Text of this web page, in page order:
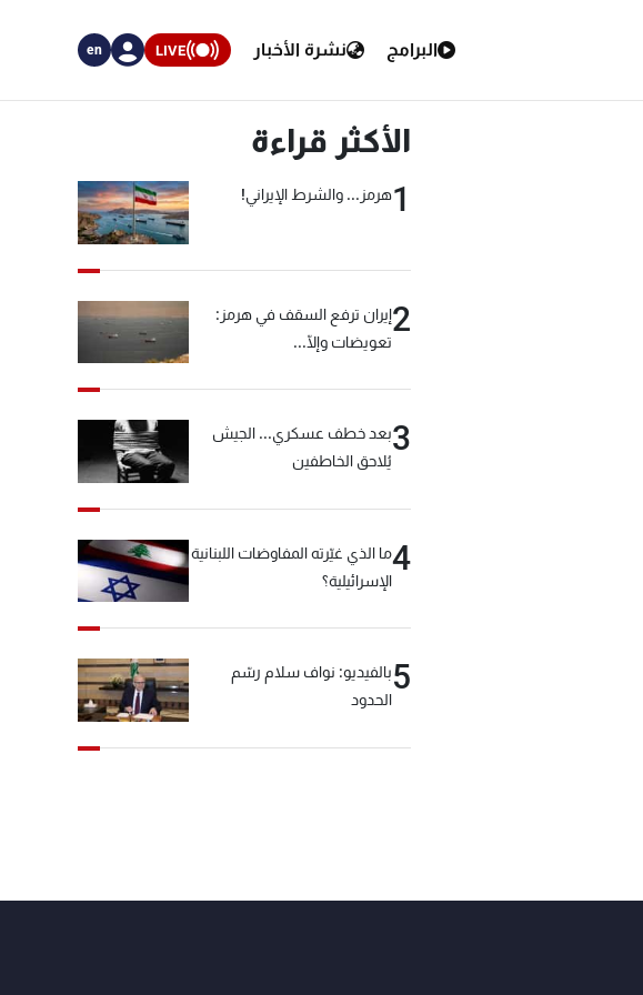
البرامج نشرة الأخبار LIVE
en
الأكثر قراءة
1هرمز... والشرط الإيراني!
2إيران ترفع السقف في هرمز:
تعويضات وإلّا...
3بعد خطف عسكري... الجيش
يُلاحق الخاطفين
4ما الذي غيّرته المفاوضات اللبنانية
الإسرائيلية؟
5بالفيديو: نواف سلام رسّم
الحدود